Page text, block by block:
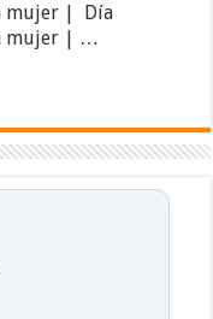
mujer | Día
mujer | …